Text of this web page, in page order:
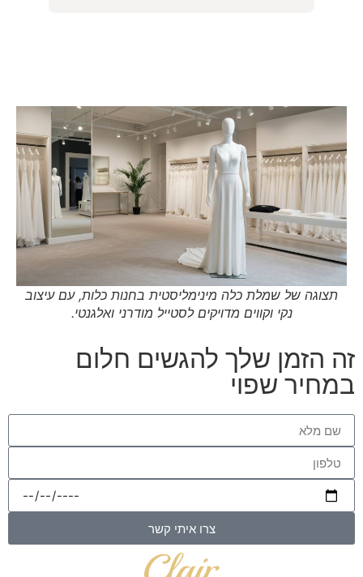
תצוגה של שמלת כלה מינימליסטית בחנות כלות, עם עיצוב
נקי וקווים מדויקים לסטייל מודרני ואלגנטי.
זה הזמן שלך להגשים חלום
במחיר שפוי
צרו איתי קשר